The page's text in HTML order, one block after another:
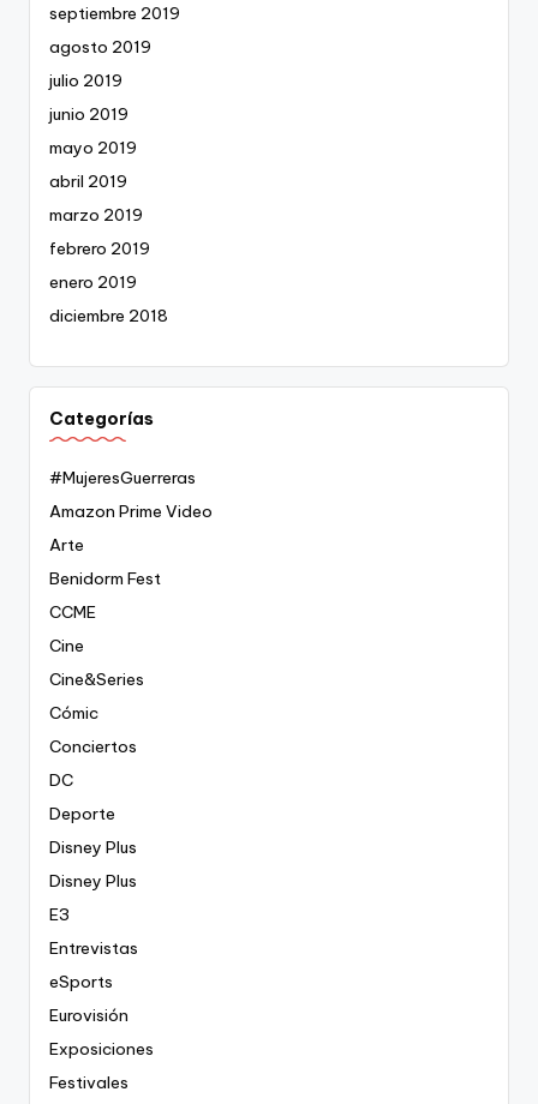
septiembre 2019
agosto 2019
julio 2019
junio 2019
mayo 2019
abril 2019
marzo 2019
febrero 2019
enero 2019
diciembre 2018
Categorías
#MujeresGuerreras
Amazon Prime Video
Arte
Benidorm Fest
CCME
Cine
Cine&Series
Cómic
Conciertos
DC
Deporte
Disney Plus
Disney Plus
E3
Entrevistas
eSports
Eurovisión
Exposiciones
Festivales